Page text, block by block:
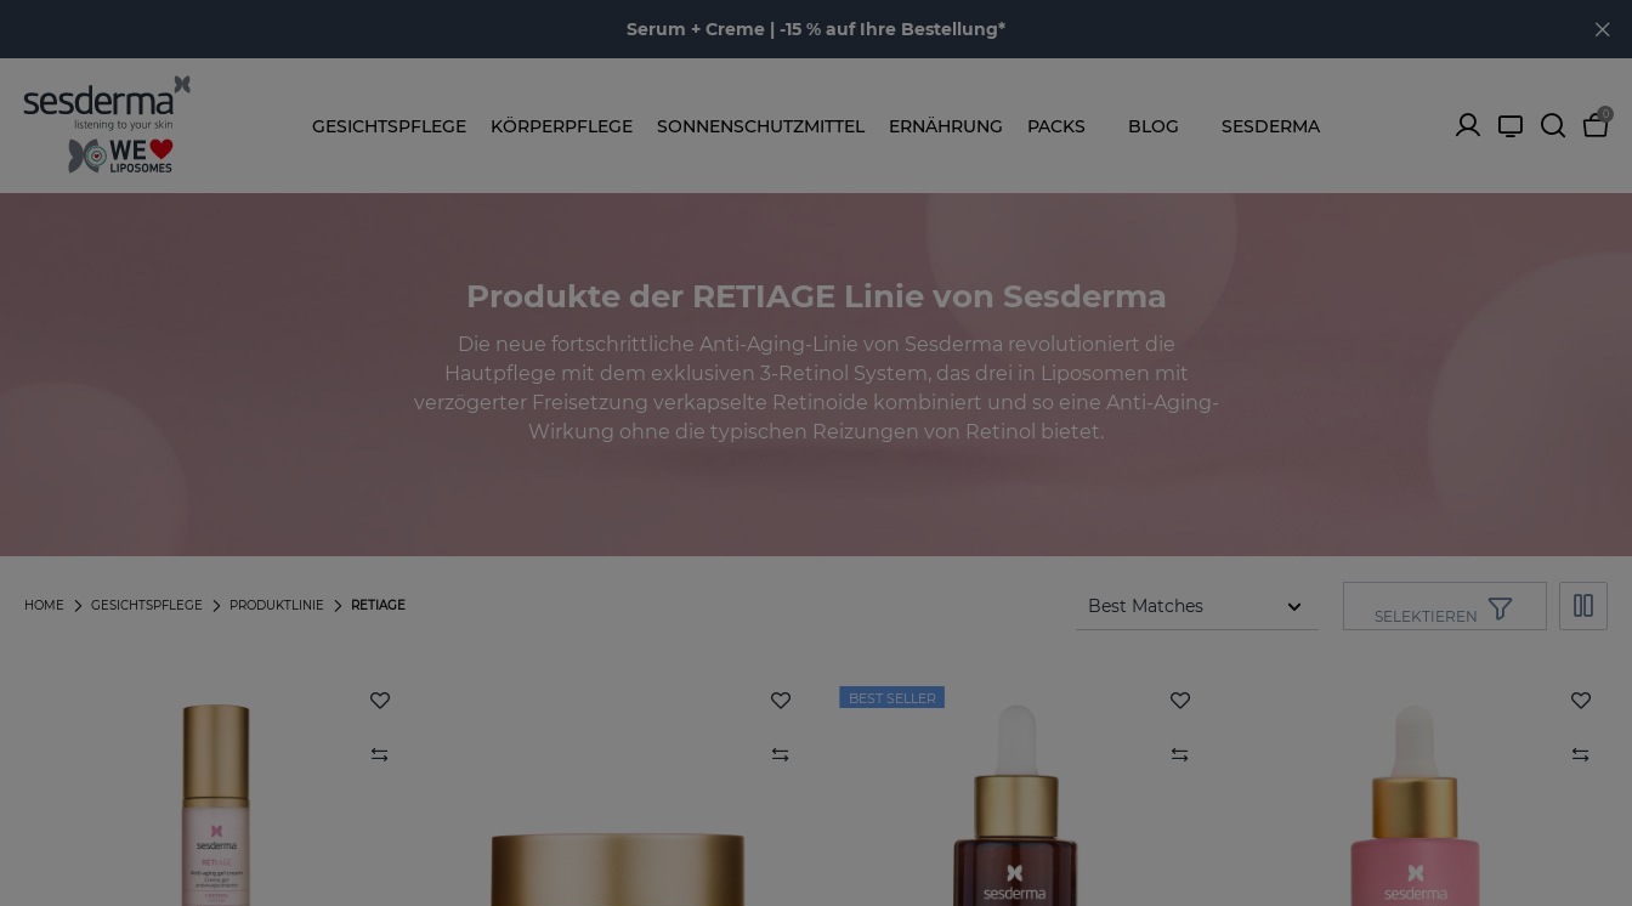
Serum + Creme | -15 % auf Ihre Bestellung*
GESICHTSPFLEGE KÖRPERPFLEGE SONNENSCHUTZMITTEL ERNÄHRUNG PACKS BLOG SESDERMA
0
Produkte der RETIAGE Linie von Sesderma
Die neue fortschrittliche Anti-Aging-Linie von Sesderma revolutioniert die
Hautpflege mit dem exklusiven 3-Retinol System, das drei in Liposomen mit
verzögerter Freisetzung verkapselte Retinoide kombiniert und so eine Anti-Aging-
Wirkung ohne die typischen Reizungen von Retinol bietet.
RETIAGE
PRODUKTLINIE
GESICHTSPFLEGE
HOME
SELEKTIEREN
BEST SELLER